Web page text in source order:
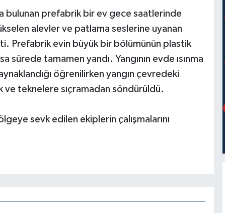
bulunan prefabrik bir ev gece saatlerinde
alevler ve patlama seslerine uyanan
Prefabrik evin büyük bir bölümünün plastik
sürede tamamen yandı. Yangının evde ısınma
öğrenilirken yangın çevredeki
ve teknelere sıçramadan söndürüldü.
sevk edilen ekiplerin çalışmalarını